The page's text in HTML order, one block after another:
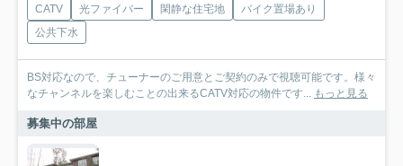
CATV 光ファイバー 閑静な住宅地
バイク置場あり
公共下水
BS対応なので、チューナーのご用意とご契約のみで視聴可能です。様々
なチャンネルを楽しむことの出来るCATV対応の物件です... もっと見る
募集中の部屋